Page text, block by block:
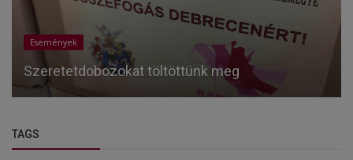
Események
Szeretetdobozokat töltöttünk meg
TAGS